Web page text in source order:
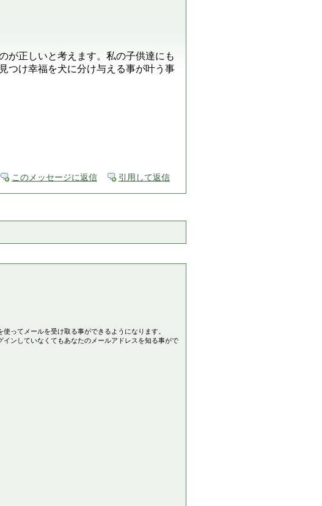
が正しいと考えます。私の子供達にも
つけ幸福を犬に分け与える事が叶う事
このメッセージに返信 引用して返信
ってメールを受け取る事ができるようになります。
ンしていなくてもあなたのメールアドレスを知る事がで